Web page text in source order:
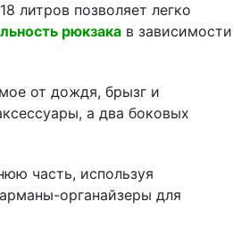
литров позволяет легко
рюкзака в зависимости
от дождя, брызг и
а два боковых
часть, используя
органайзеры для